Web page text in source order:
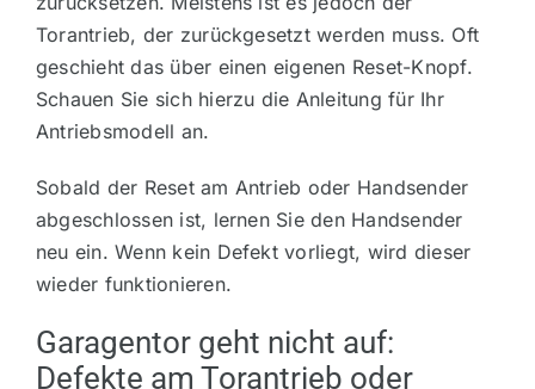
Torantrieb, der zurückgesetzt werden muss. Oft
geschieht das über einen eigenen Reset-Knopf.
Schauen Sie sich hierzu die Anleitung für Ihr
Antriebsmodell an.
Sobald der Reset am Antrieb oder Handsender
abgeschlossen ist, lernen Sie den Handsender
neu ein. Wenn kein Defekt vorliegt, wird dieser
wieder funktionieren.
Garagentor geht nicht auf:
Defekte am Torantrieb oder